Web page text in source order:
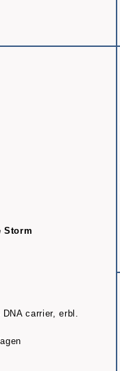
Storm
carrier, erbl.